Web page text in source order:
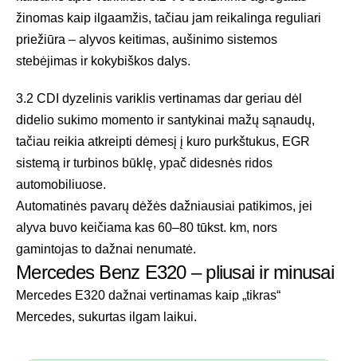
žinomas kaip ilgaamžis, tačiau jam reikalinga reguliari
priežiūra – alyvos keitimas, aušinimo sistemos
stebėjimas ir kokybiškos dalys.
3.2 CDI dyzelinis variklis vertinamas dar geriau dėl
didelio sukimo momento ir santykinai mažų sąnaudų,
tačiau reikia atkreipti dėmesį į kuro purkštukus, EGR
sistemą ir turbinos būklę, ypač didesnės ridos
automobiliuose.
Automatinės pavarų dėžės dažniausiai patikimos, jei
alyva buvo keičiama kas 60–80 tūkst. km, nors
gamintojas to dažnai nenumatė.
Mercedes Benz E320 – pliusai ir minusai
Mercedes E320 dažnai vertinamas kaip „tikras“
Mercedes, sukurtas ilgam laikui.